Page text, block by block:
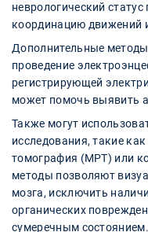
неврологический
координацию движений
Дополнительные
проведение
регистрирующей
может помочь выявить
Также могут
исследования, такие
томография (МРТ) или
методы позволяют
мозга, исключить
органических
сумеречным состоянием.